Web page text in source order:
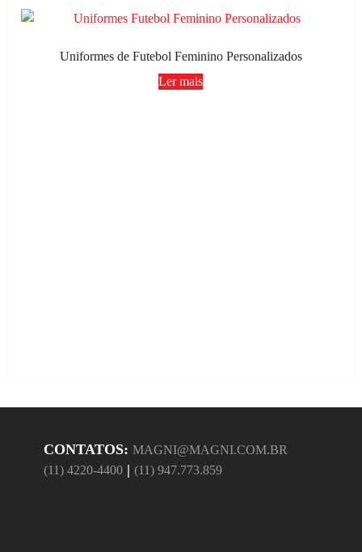
Uniformes de Futebol Feminino Personalizados
Ler mais
CONTATOS: MAGNI@MAGNI.COM.BR
(11) 4220-4400| (11) 947.773.859